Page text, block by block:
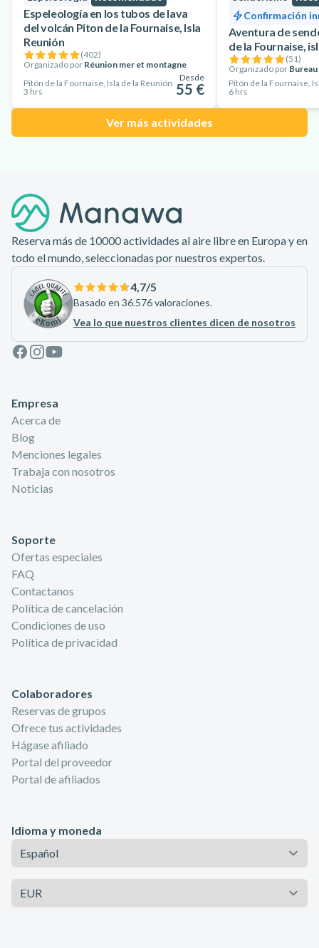
Espeleología en los tubos de lava
del volcán Piton de la Fournaise, Isla
Reunión
(402)
Organizado por Réunion mer et montagne
Pitón de la Fournaise, Isla de la Reunión
3 hrs
Desde
55 €
Confirmación
Aventura de
de la Fournaise,
(51)
Organizado por
Pitón de la Fournaise,
6 hrs
Ver más actividades
Reserva más de 10000 actividades al aire libre en Europa y en
todo el mundo, seleccionadas por nuestros expertos.
4,7/5
Basado en 36.576 valoraciones.
Vea lo que nuestros clientes dicen de nosotros
Facebook
Instagram
Youtube
Empresa
Acerca de
Blog
Menciones legales
Trabaja con nosotros
Noticias
Soporte
Ofertas especiales
FAQ
Contactanos
Política de cancelación
Condiciones de uso
Política de privacidad
Colaboradores
Reservas de grupos
Ofrece tus actividades
Hágase afiliado
Portal del proveedor
Portal de afiliados
Idioma y moneda